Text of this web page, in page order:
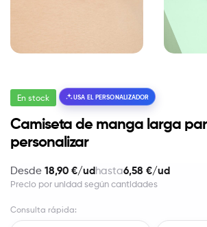
En stock USA EL PERSONALIZADOR
Camiseta de manga larga
personalizar
Desde 18,90 €/udhasta6,58 €/ud
Precio por unidad según cantidades
Consulta rápida: